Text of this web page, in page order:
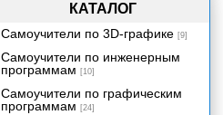
Расчет премии за выслугу лет.
Ввод условий для начисления
премии.
Определение полного
количества лет работы на
предприятии
КАТАЛОГ
Самоучители по 3D-графике [9]
Самоучители по инженерным
программам [10]
Самоучители по графическим
программам [24]